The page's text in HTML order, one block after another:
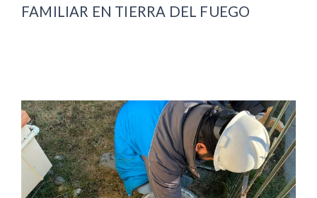
FAMILIAR EN TIERRA DEL FUEGO